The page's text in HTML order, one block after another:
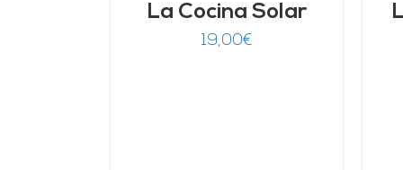
La Cocina Solar
19,00€